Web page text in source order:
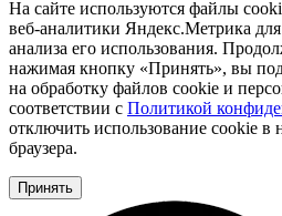
На сайте используются файлы
веб‑аналитики Яндекс.Метрика
анализа его использования.
нажимая кнопку «Принять», вы
на обработку файлов cookie и
соответствии с Политикой
отключить использование cookie в
браузера.
Принять